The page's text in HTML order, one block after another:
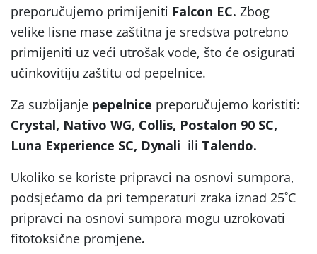
preporučujemo primijeniti Falcon EC. Zbog
velike lisne mase zaštitna je sredstva potrebno
primijeniti uz veći utrošak vode, što će osigurati
učinkovitiju zaštitu od pepelnice.
Za suzbijanje pepelnice preporučujemo koristiti:
Crystal, Nativo WG, Collis, Postalon 90 SC,
Luna Experience SC, Dynali ili Talendo.
Ukoliko se koriste pripravci na osnovi sumpora,
podsjećamo da pri temperaturi zraka iznad 25˚C
pripravci na osnovi sumpora mogu uzrokovati
fitotoksične promjene.